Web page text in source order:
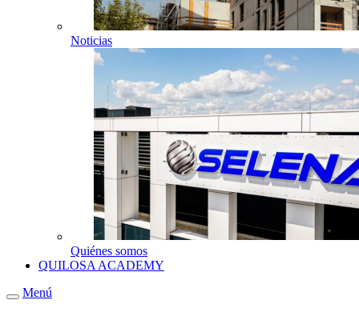
Noticias
Quiénes somos
QUILOSA ACADEMY
Menú